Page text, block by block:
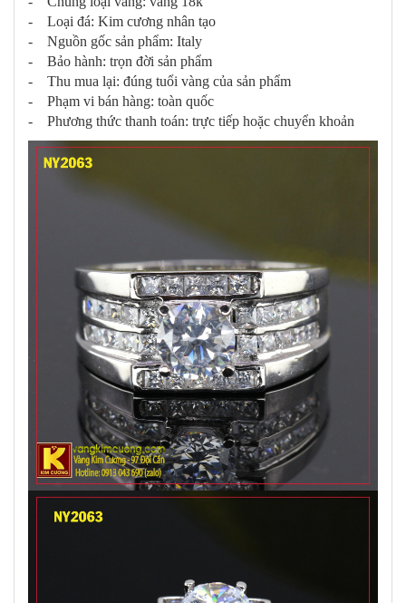
- Loại đá: Kim cương nhân tạo
- Nguồn gốc sản phẩm: Italy
- Bảo hành: trọn đời sản phẩm
- Thu mua lại: đúng tuổi vàng của sản phẩm
- Phạm vi bán hàng: toàn quốc
- Phương thức thanh toán: trực tiếp hoặc chuyển khoản